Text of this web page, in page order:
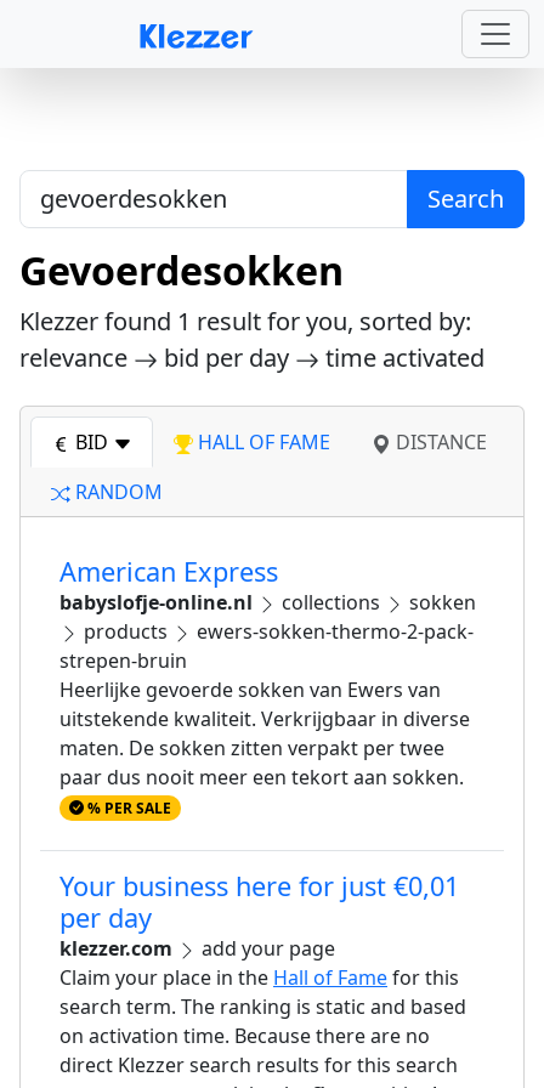
Search
Gevoerdesokken
Klezzer found 1 result for you, sorted by:
relevance
bid per day time activated
BID HALL OF FAME
DISTANCE
RANDOM
American Express
babyslofje-online.nl collections
sokken
products
ewers-sokken-thermo-2-pack-
strepen-bruin
Heerlijke gevoerde sokken van Ewers van
uitstekende kwaliteit. Verkrijgbaar in diverse
maten. De sokken zitten verpakt per twee
paar dus nooit meer een tekort aan sokken.
% PER SALE
Your business here for just €0,01
per day
klezzer.com
add your page
Claim your place in the Hall of Famefor this
search term. The ranking is static and based
on activation time. Because there are no
direct Klezzer search results for this search